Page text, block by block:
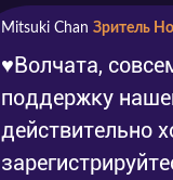
Mitsuki Chan Зритель
♥Волчата,
поддержку
действительно